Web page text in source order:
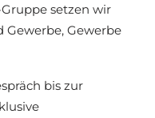
setzen wir
Gewerbe
bis zur